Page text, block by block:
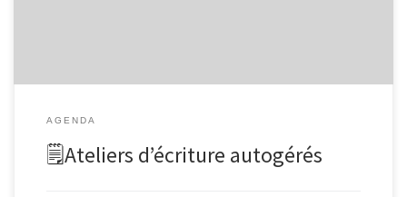
AGENDA
🗒Ateliers d’écriture autogérés